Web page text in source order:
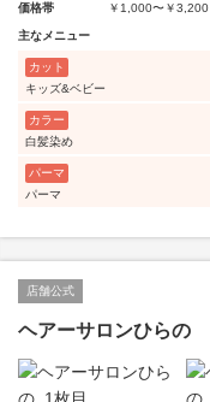
価格帯
￥1,000〜￥3,200
主なメニュー
カット
キッズ&ベビー
カラー
白髪染め
パーマ
パーマ
店舗公式
ヘアーサロンひらの